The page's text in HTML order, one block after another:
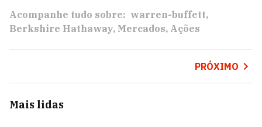
Acompanhe tudo sobre: warren-buffett
Berkshire Hathaway Mercados Ações
PRÓXIMO
Mais lidas